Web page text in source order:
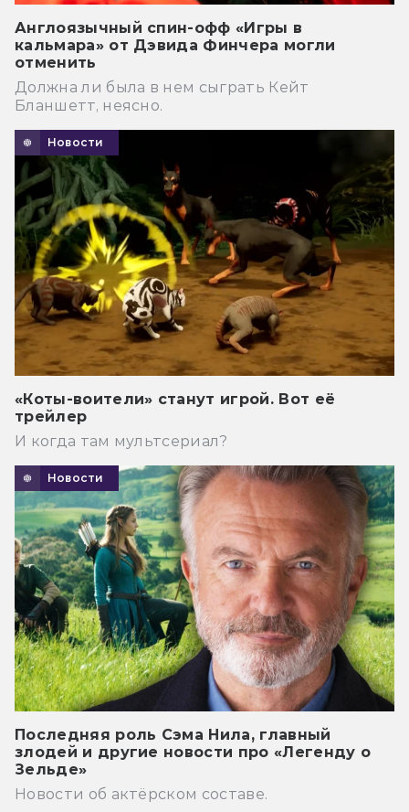
Англоязычный спин-офф «Игры в
кальмара» от Дэвида Финчера могли
отменить
Должна ли была в нем сыграть Кейт
Бланшетт, неясно.
Новости
«Коты-воители» станут игрой. Вот её
трейлер
И когда там мультсериал?
Новости
Последняя роль Сэма Нила, главный
злодей и другие новости про «Легенду о
Зельде»
Новости об актёрском составе.